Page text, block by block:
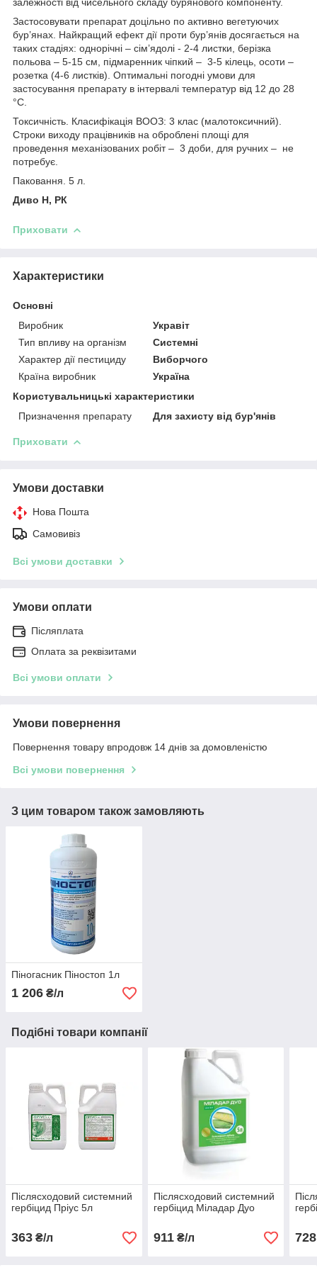
Застосовувати препарат доцільно по активно вегетуючих
бур’янах. Найкращий ефект дії проти бур’янів досягається на
таких стадіях: однорічні – сім’ядолі - 2-4 листки, берізка
польова – 5-15 см, підмаренник чіпкий – 3-5 кілець, осоти –
розетка (4-6 листків). Оптимальні погодні умови для
застосування препарату в інтервалі температур від 12 до 28
°С.
Токсичність. Класифікація ВООЗ: 3 клас (малотоксичний).
Строки виходу працівників на оброблені площі для
проведення механізованих робіт – 3 доби, для ручних – не
потребує.
Паковання. 5 л.
Диво Н, РК
Приховати
Характеристики
Основні
Виробник
Укравіт
Тип впливу на організм
Системні
Характер дії пестициду
Виборчого
Країна виробник
Україна
Користувальницькі характеристики
Призначення препарату
Для захисту від бур'янів
Приховати
Умови доставки
Нова Пошта
Самовивіз
Всі умови доставки
Умови оплати
Післяплата
Оплата за реквізитами
Всі умови оплати
Умови повернення
Повернення товару впродовж 14 днів за домовленістю
Всі умови повернення
З цим товаром також замовляють
Піногасник Піностоп 1л
1 206 ₴/л
Подібні товари компанії
Післясходовий системний
гербіцид Пріус 5л
363 ₴/л
Післясходовий системний
гербіцид Міладар Дуо
911₴/л 728